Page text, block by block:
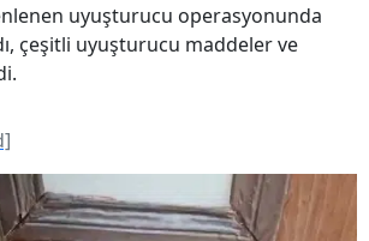
uyuşturucu operasyonunda
çeşitli uyuşturucu maddeler ve